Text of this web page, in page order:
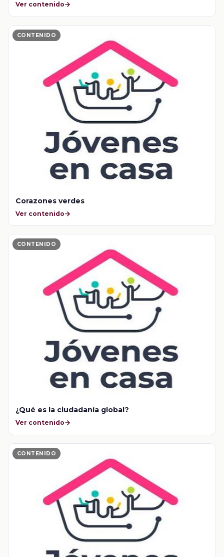
Ver contenido
CONTENIDO
Corazones verdes
Ver contenido
CONTENIDO
¿Qué es la ciudadanía global?
Ver contenido
CONTENIDO